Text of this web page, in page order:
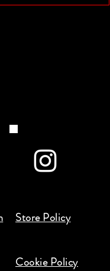
Store Policy
Cookie Policy